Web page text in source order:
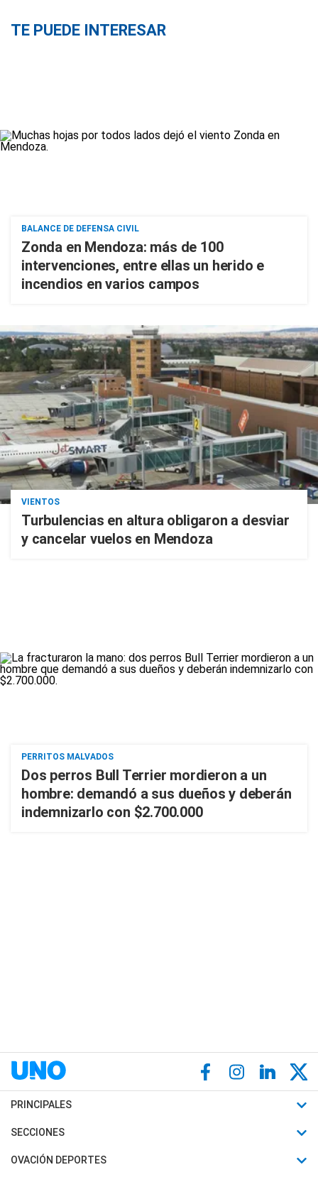
TE PUEDE INTERESAR
BALANCE DE DEFENSA CIVIL
Zonda en Mendoza: más de 100
intervenciones, entre ellas un herido e
incendios en varios campos
VIENTOS
Turbulencias en altura obligaron a desviar
y cancelar vuelos en Mendoza
PERRITOS MALVADOS
Dos perros Bull Terrier mordieron a un
hombre: demandó a sus dueños y deberán
indemnizarlo con $2.700.000
PRINCIPALES
Últimas Noticias
Política
SECCIONES
Horóscopo
OVACIÓN DEPORTES